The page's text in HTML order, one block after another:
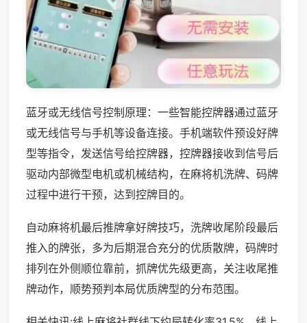
蓝牙或无线信号控制原理：一些智能控牌器通过蓝牙
或无线信号与手机等设备连接。手机端软件预设好牌
型等指令，发送信号给控牌器，控牌器接收到信号后
驱动内部微型电机或机械结构，在麻将机洗牌、码牌
过程中进行干预，达到控牌目的。
自动麻将机最后推牌拿好牌技巧，洗牌收尾阶段最后
推入的牌张，多为后期混合充分的优质散牌，码牌时
排列在外侧顺位靠前，抓牌优先级更高，关注收尾推
牌动作，顺势预判本局优质牌型的分布范围。